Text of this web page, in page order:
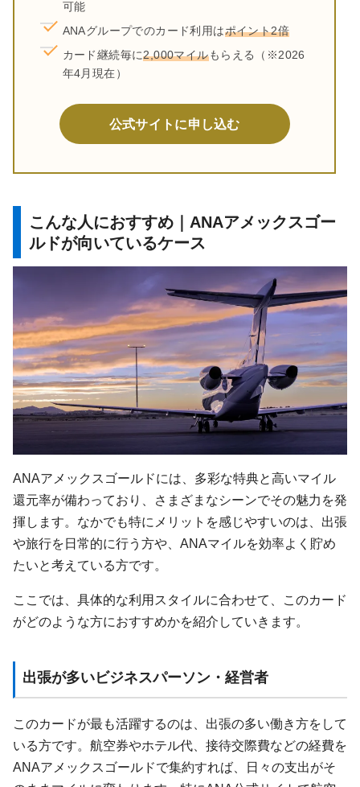
可能
ANAグループでのカード利用はポイント2倍
カード継続毎に2,000マイルもらえる（※2026
年4月現在）
公式サイトに申し込む
こんな人におすすめ｜ANAアメックスゴー
ルドが向いているケース
ANAアメックスゴールドには、多彩な特典と高いマイル
還元率が備わっており、さまざまなシーンでその魅力を発
揮します。なかでも特にメリットを感じやすいのは、出張
や旅行を日常的に行う方や、ANAマイルを効率よく貯め
たいと考えている方です。
ここでは、具体的な利用スタイルに合わせて、このカード
がどのような方におすすめかを紹介していきます。
出張が多いビジネスパーソン・経営者
このカードが最も活躍するのは、出張の多い働き方をして
いる方です。航空券やホテル代、接待交際費などの経費を
ANAアメックスゴールドで集約すれば、日々の支出がそ